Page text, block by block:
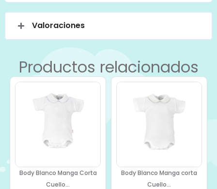
Valoraciones
Productos relacionados
Body Blanco Manga Corta
Cuello...
Body Blanco Manga corta
Cuello...